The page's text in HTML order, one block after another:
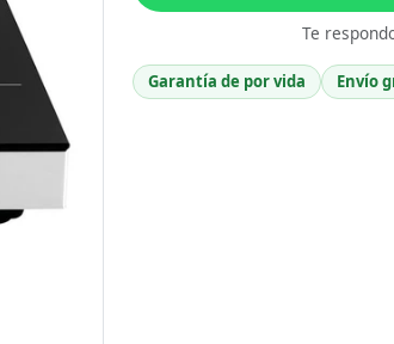
Te
Garantía de por vida Envío